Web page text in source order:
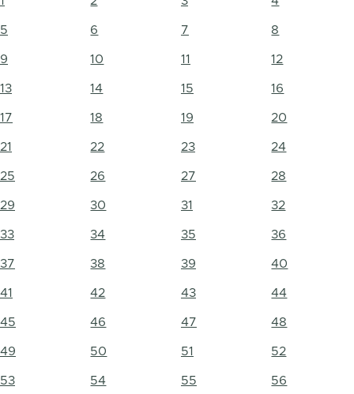
5 6 7 8
9 10 11 12
13 14 15 16
17 18 19 20
21 22 23 24
25 26 27 28
29 30 31 32
33 34 35 36
37 38 39 40
41 42 43 44
45 46 47 48
49 50 51 52
53 54 55 56